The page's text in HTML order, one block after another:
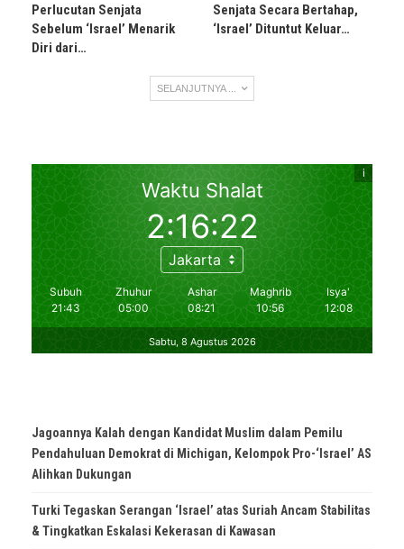
Perlucutan Senjata
Sebelum ‘Israel’ Menarik
Diri dari…
Senjata Secara Bertahap,
‘Israel’ Dituntut Keluar…
SELANJUTNYA ...
Jagoannya Kalah dengan Kandidat Muslim dalam Pemilu
Pendahuluan Demokrat di Michigan, Kelompok Pro-‘Israel’ AS
Alihkan Dukungan
Turki Tegaskan Serangan ‘Israel’ atas Suriah Ancam Stabilitas
& Tingkatkan Eskalasi Kekerasan di Kawasan